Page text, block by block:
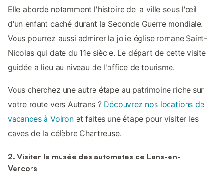
Elle aborde notamment l'histoire de la ville sous l'œil
d'un enfant caché durant la Seconde Guerre mondiale.
Vous pourrez aussi admirer la jolie église romane Saint-
Nicolas qui date du 11e siècle. Le départ de cette visite
guidée a lieu au niveau de l'office de tourisme.
Vous cherchez une autre étape au patrimoine riche sur
votre route vers Autrans ? Découvrez nos locations de
vacances à Voiron et faites une étape pour visiter les
caves de la célèbre Chartreuse.
2. Visiter le musée des automates de Lans-en-
Vercors